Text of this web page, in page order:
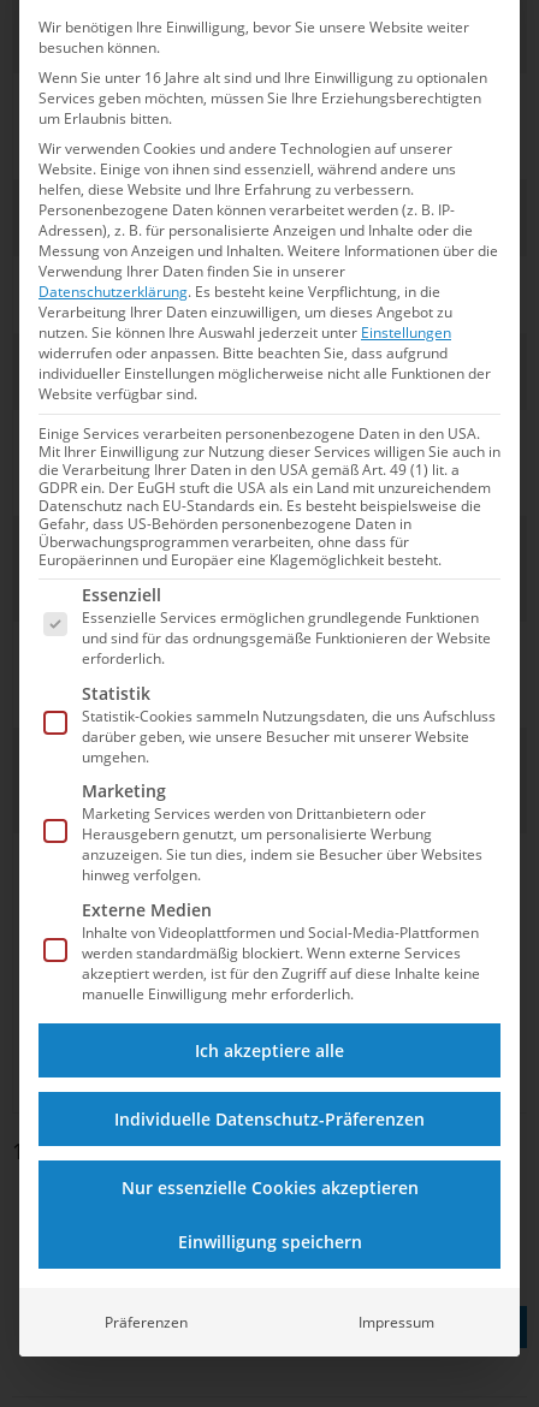
Florian
Wellbrock
SC
10km
1
Celine Rieder
Sport-
Neckarsulm
5km
5
Jeannette
Spiwoks
SG Essen
5km
Frauen
DNS
Florian
Wellbrock
SC
Magdeburg
5km
Männer
1
Oliver Klemet
SG
Frankfurt
5km
Männer
9
Isabel Gose
SC
Magdeburg
Knockout
Sprint
Frauen
5
Lea Boy
SV
Würzburg
Knockout
Sprint
Oliver Klemet
SG
Knockout
18
Florian
Wellbrock
SC
Knockout
Männer
1
Celine Rieder
Isabel Gose
Oliver Klemet
Florian
Wellbrock
Sport-
Union
Neckarsulm
SC
Magdeburg
SG
Frankfurt
SC
Magdeburg
4x1,5km
1
1 bis 13 von 13 Einträgen
Wir benötigen Ihre Einwilligung, bevor Sie unsere Website weiter
besuchen können.
Wenn Sie unter 16 Jahre alt sind und Ihre Einwilligung zu optionalen
Services geben möchten, müssen Sie Ihre Erziehungsberechtigten
um Erlaubnis bitten.
Wir verwenden Cookies und andere Technologien auf unserer
Website. Einige von ihnen sind essenziell, während andere uns
helfen, diese Website und Ihre Erfahrung zu verbessern.
Personenbezogene Daten können verarbeitet werden (z. B. IP-
Adressen), z. B. für personalisierte Anzeigen und Inhalte oder die
Messung von Anzeigen und Inhalten.Weitere Informationen über die
Verwendung Ihrer Daten finden Sie in unserer
Datenschutzerklärung. Es besteht keine Verpflichtung, in die
Verarbeitung Ihrer Daten einzuwilligen, um dieses Angebot zu
nutzen.Sie können Ihre Auswahl jederzeit unter Einstellungen
widerrufen oder anpassen. Bitte beachten Sie, dass aufgrund
individueller Einstellungen möglicherweise nicht alle Funktionen der
Website verfügbar sind.
Einige Services verarbeiten personenbezogene Daten in den USA.
Mit Ihrer Einwilligung zur Nutzung dieser Services willigen Sie auch in
die Verarbeitung Ihrer Daten in den USA gemäß Art. 49 (1) lit. a
GDPR ein. Der EuGH stuft die USA als ein Land mit unzureichendem
Datenschutz nach EU-Standards ein. Es besteht beispielsweise die
Gefahr, dass US-Behörden personenbezogene Daten in
Überwachungsprogrammen verarbeiten, ohne dass für
Europäerinnen und Europäer eine Klagemöglichkeit besteht.
Es folgt eine Liste der Service-Gruppen, für die
Essenziell
Essenzielle Services ermöglichen grundlegende Funktionen
und sind für das ordnungsgemäße Funktionieren der Website
erforderlich.
Statistik
Statistik-Cookies sammeln Nutzungsdaten, die uns Aufschluss
darüber geben, wie unsere Besucher mit unserer Website
umgehen.
Marketing
Marketing Services werden von Drittanbietern oder
Herausgebern genutzt, um personalisierte Werbung
anzuzeigen. Sie tun dies, indem sie Besucher über Websites
hinweg verfolgen.
Externe Medien
Inhalte von Videoplattformen und Social-Media-Plattformen
werden standardmäßig blockiert. Wenn externe Services
akzeptiert werden, ist für den Zugriff auf diese Inhalte keine
manuelle Einwilligung mehr erforderlich.
Ich akzeptiere alle
Individuelle Datenschutz-Präferenzen
Nur essenzielle Cookies akzeptieren
Einwilligung speichern
Präferenzen Impressum